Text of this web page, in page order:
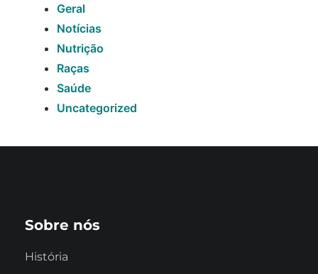
Geral
Notícias
Nutrição
Raças
Saúde
Uncategorized
Sobre nós
História